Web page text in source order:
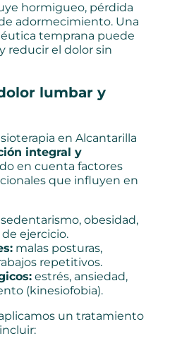
hormigueo, pérdida
adormecimiento. Una
temprana puede
reducir el dolor sin
lumbar y
en Alcantarilla
integral y
en cuenta factores
que influyen en
sedentarismo, obesidad,
ejercicio.
malas posturas,
repetitivos.
estrés, ansiedad,
(kinesiofobia).
un tratamiento